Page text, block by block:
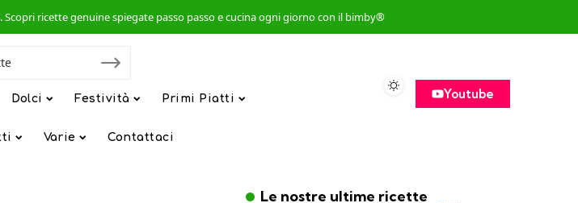
Scopri ricette genuine spiegate passo passo e cucina ogni giorno con il bimby®
Dolci Festività Primi Piatti
Varie Contattaci
Youtube
Le nostre ultime ricette